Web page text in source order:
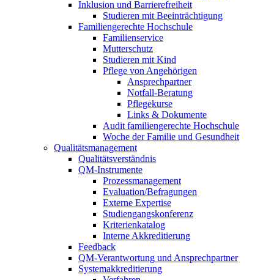
Inklusion und Barrierefreiheit
Studieren mit Beeinträchtigung
Familiengerechte Hochschule
Familienservice
Mutterschutz
Studieren mit Kind
Pflege von Angehörigen
Ansprechpartner
Notfall-Beratung
Pflegekurse
Links & Dokumente
Audit familiengerechte Hochschule
Woche der Familie und Gesundheit
Qualitätsmanagement
Qualitätsverständnis
QM-Instrumente
Prozessmanagement
Evaluation/Befragungen
Externe Expertise
Studiengangskonferenz
Kriterienkatalog
Interne Akkreditierung
Feedback
QM-Verantwortung und Ansprechpartner
Systemakkreditierung